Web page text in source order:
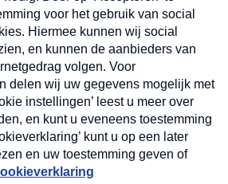
abonnement op onze
en dinsdagochtend in uw